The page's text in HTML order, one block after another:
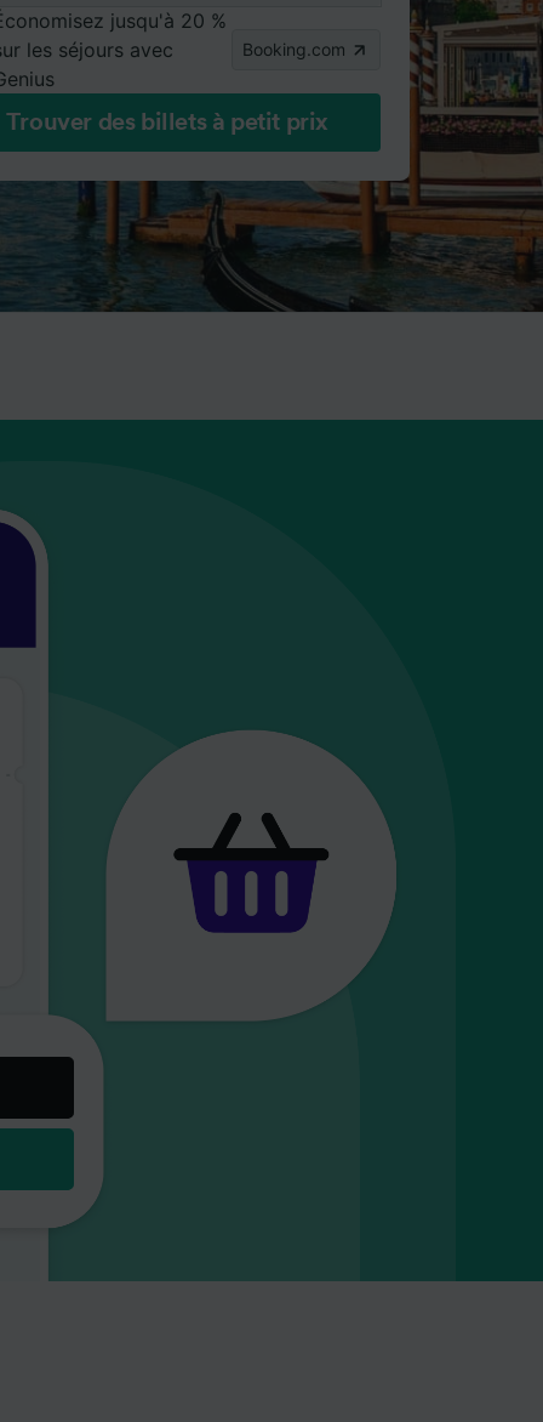
jusqu'à 20 %
les séjours avec
Booking.com
Trouver des billets à petit prix